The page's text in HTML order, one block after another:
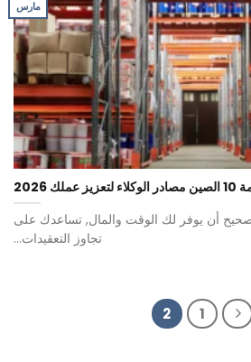
لتعزيز عملك 2026
أن يوفر لك الوقت والمال, تساعدك على
تجاوز التعقيدات...
مارس
1
2